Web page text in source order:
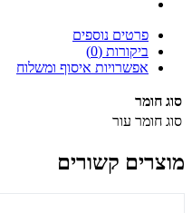
פרטים נוספים
ביקורות (0)
אפשרויות איסוף ומשלוח
סוג חומר
סוג חומר עור
מוצרים קשורים